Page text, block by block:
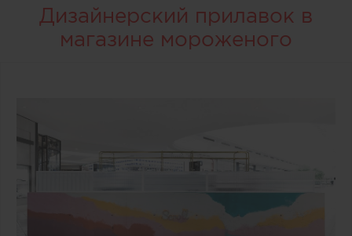
Дизайнерский прилавок в
магазине мороженого